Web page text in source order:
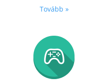
Tovább »